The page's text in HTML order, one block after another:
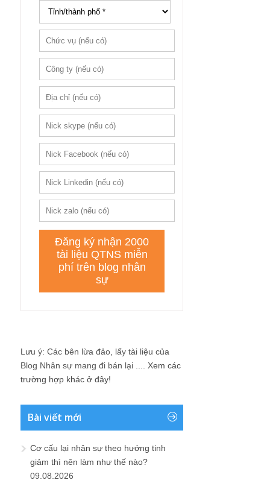
Lưu ý: Các bên lừa đảo, lấy tài liệu của
Blog Nhân sự mang đi bán lại .... Xem các
trường hợp khác ở đây!
Bài viết mới
Cơ cấu lại nhân sự theo hướng tinh
giảm thì nên làm như thế nào?
09.08.2026